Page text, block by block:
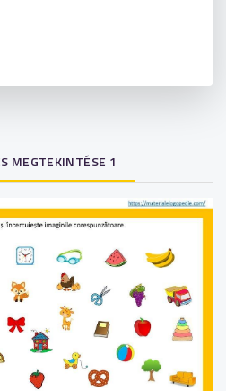
MEGTEKINTÉSE 1